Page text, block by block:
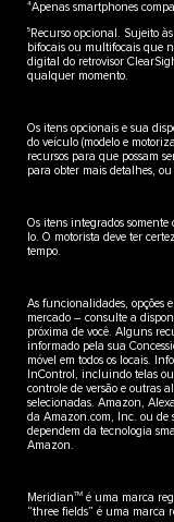
4Apenas smartphones
5 Recurso opcional. Sujeito
bifocais ou multifocais que
digital do retrovisor
qualquer momento.
Os itens opcionais e sua
do veículo (modelo e
recursos para que possam
para obter mais detalhes,
Os itens integrados somente
lo. O motorista deve ter
tempo.
As funcionalidades, opções
mercado – consulte a
próxima de você. Alguns
informado pela sua
móvel em todos os locais.
InControl, incluindo telas
controle de versão e outras
selecionadas. Amazon,
da Amazon.com, Inc. ou de
dependem da tecnologia
Amazon.
MeridianTM é uma marca
“three fields” é uma marca